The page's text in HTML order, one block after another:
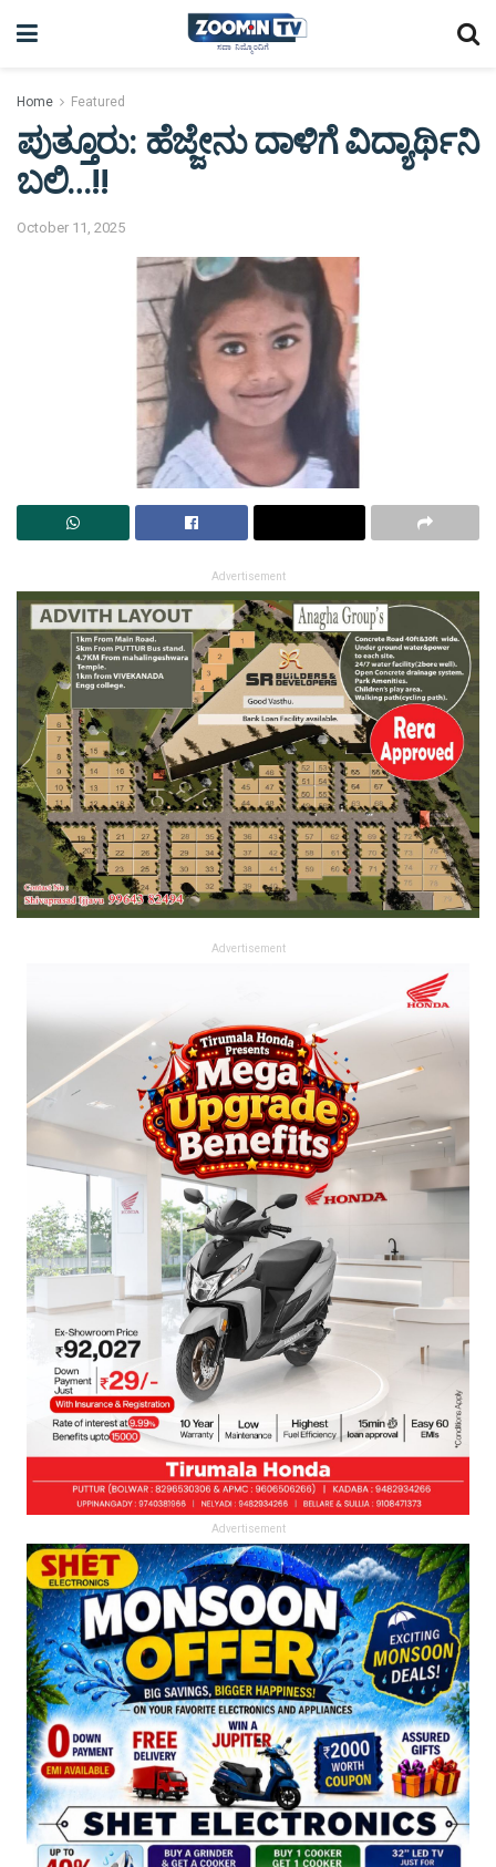
Home Featured
ಪುತ್ತೂರು: ಹೆಜ್ಜೇನು ದಾಳಿಗೆ ವಿದ್ಯಾರ್ಥಿನಿ
ಬಲಿ…!!
October 11, 2025
Advertisement
Advertisement
Advertisement